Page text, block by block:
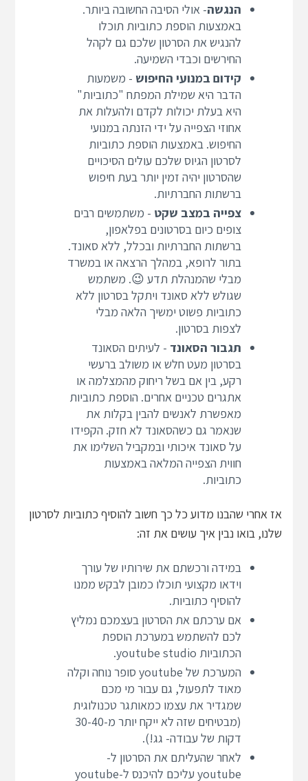
הנגשה- אולי הסיבה החשובה ביותר.
באמצעות הוספת כתוביות תוכלו
להנגיש את הסרטון שלכם גם לקהל
החירשים וכבדי השמיעה.
קידום במנועי החיפוש - משמעות
הדבר היא שמילת המפתח "כתוביות"
היא בעלת יכולות לקדם ולהעלות את
אחוזי הצפייה על ידי הזנתה במנועי
החיפוש. באמצעות הוספת כתוביות
לסרטון הגיוס שלכם עולים הסיכויים
שהסרטון יהיה זמין יותר בעת חיפוש
ברשתות החברתיות.
צפייה במצב שקט - משתמשים רבים
צופים כיום בסרטונים בפלאפון,
ברשתות החברתיות ובכלל, ללא סאונד.
בתור לרופא, במהלך הרצאה או במשרד
מבלי שהמנהלת תדע 😉. משתמש
שגולש ללא סאונד ויתקל בסרטון ללא
כתוביות פשוט ימשיך הלאה מבלי
לצפות בסרטון.
תגבור הסאונד - לעיתים הסאונד
בסרטון מעט חלש או משולב ברעשי
רקע, בין אם בשל ריחוק מהמצלמה או
אתגרים טכניים אחרים. הוספת כתוביות
מאפשרת לאנשים להבין בקלות את
שנאמר גם כשהסאונד לא חזק. הקפידו
על סאונד איכותי ובמקביל השלימו את
חווית הצפייה המלאה באמצעות
כתוביות.
אז אחרי שהבנו מדוע כל כך חשוב להוסיף כתוביות לסרטון
שלנו, בואו נבין איך עושים את זה:
במידה ורכשתם את שירותיו של עורך
וידאו מקצועי תוכלו כמובן לבקש ממנו
להוסיף כתוביות.
אם ערכתם את הסרטון בעצמכם נמליץ
לכם להשתמש במערכת הוספת
הכתוביות youtube studio.
המערכת של youtube סופר נוחה וקלה
מאוד לתפעול, גם עבור מי מכם
שמגדיר את עצמו כמאותגר טכנולוגית
(מבטיחים שזה לא ייקח יותר מ-30-40
דקות של עבודה- גג!).
לאחר שהעליתם את הסרטון ל-
youtube עליכם להיכנס ל-youtube